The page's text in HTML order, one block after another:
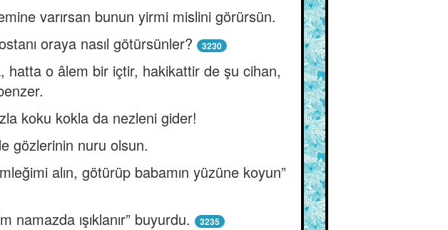
varırsan bunun yirmi mislini görürsün.
oraya nasıl götürsünler?
3230
hatta o âlem bir içtir, hakikattir de şu cihan,
koku kokla da nezleni gider!
gözlerinin nuru olsun.
alın, götürüp babamın yüzüne koyun”
ışıklanır” buyurdu.
3235